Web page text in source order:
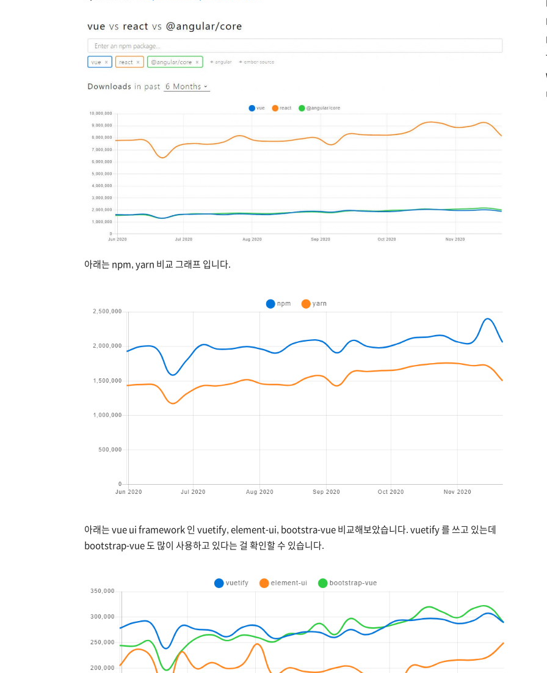
아래는 npm, yarn 비교 그래프 입니다.
아래는 vue ui framework 인 vuetify, element-ui, bootstra-vue 비교해보았습니다. vuetify 를 쓰고 있는데
bootstrap-vue 도 많이 사용하고 있다는 걸 확인할 수 있습니다.